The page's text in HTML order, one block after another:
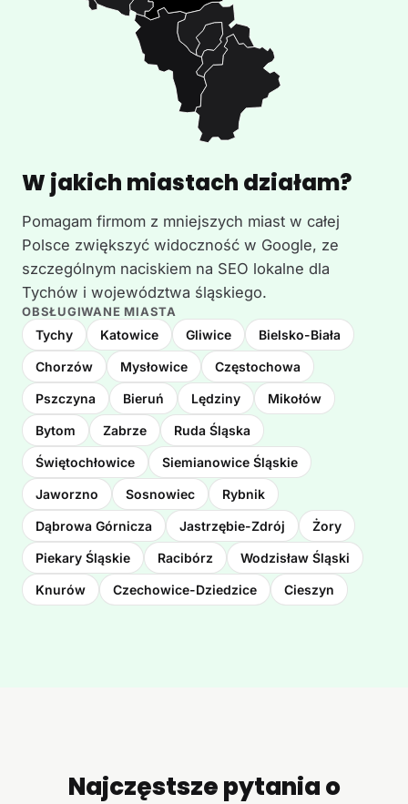
W jakich miastach działam?
Pomagam firmom z mniejszych miast w całej
Polsce zwiększyć widoczność w Google, ze
szczególnym naciskiem na SEO lokalne dla
Tychów i województwa śląskiego.
OBSŁUGIWANE MIASTA
Tychy Katowice Gliwice Bielsko-Biała
Chorzów Mysłowice Częstochowa
Pszczyna Bieruń Lędziny Mikołów
Bytom Zabrze Ruda Śląska
Świętochłowice Siemianowice Śląskie
Jaworzno Sosnowiec Rybnik
Dąbrowa Górnicza Jastrzębie-Zdrój Żory
Piekary Śląskie Racibórz Wodzisław Śląski
Knurów Czechowice-Dziedzice Cieszyn
Najczęstsze pytania o